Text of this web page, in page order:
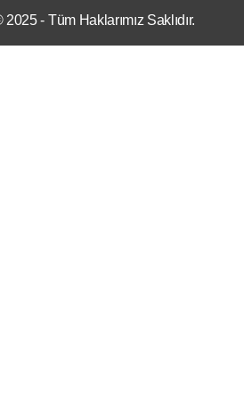
- Tüm Haklarımız Saklıdır.